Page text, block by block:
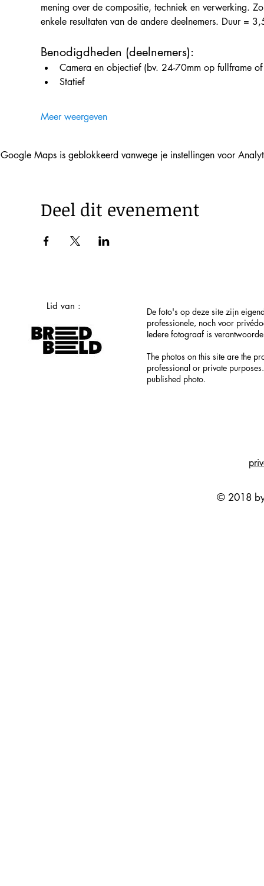
mening over de compositie, techniek en verwerking.
enkele resultaten van de andere deelnemers. Duur =
Benodigdheden (deelnemers):
Camera en objectief (bv. 24-70mm op fullframe
Statief
Meer weergeven
Google Maps is geblokkeerd vanwege je instellingen voor
Deel dit evenement
Lid van :
De foto's op deze site zijn
professionele, noch voor
Iedere fotograaf is
The photos on this site are the
professional or private
published photo.
© 2018